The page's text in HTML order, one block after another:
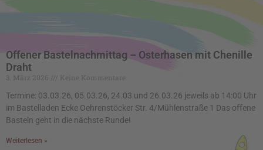
Offener Bastelnachmittag – Osterhasen mit Chenille
Draht
3. März 2026
Keine Kommentare
Termine: 03.03.26, 05.03.26, 24.03 und 26.03.26 jeweils ab 14:00 Uhr
im Bastelladen Ecke Oehrenstöcker Str. 4/Mühlenstraße 1 Das offene
Basteln geht in die nächste Runde!
Weiterlesen »